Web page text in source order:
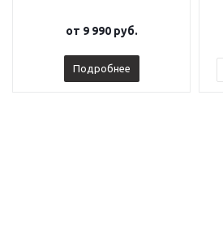
от 9 990 руб.
Подробнее